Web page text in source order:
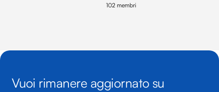
102 membri
Vuoi rimanere aggiornato su